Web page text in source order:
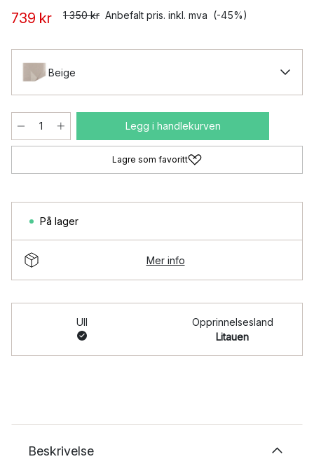
739 kr 1 350 kr Anbefalt pris. inkl. mva (-45%)
Beige
Legg i handlekurven
Lagre som favoritt
På lager
Mer info
Ull
Opprinnelsesland
Litauen
Beskrivelse